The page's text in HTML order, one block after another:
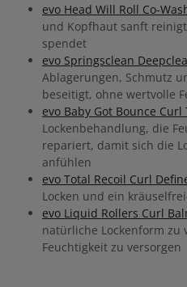
evo Head Will Roll Co-
und Kopfhaut sanft
spendet
evo Springsclean
Ablagerungen, Schmutz
beseitigt, ohne wertvolle
evo Baby Got Bounce
Lockenbehandlung, die
repariert, damit sich die
anfühlen
evo Total Recoil Curl
Locken und ein
evo Liquid Rollers Curl
natürliche Lockenform zu
Feuchtigkeit zu versorgen